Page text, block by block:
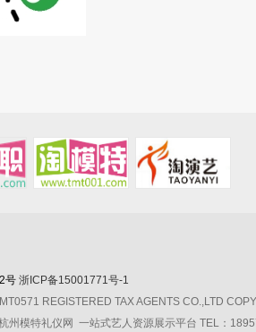
号 浙ICP备15001771号-1
REGISTERED TAX AGENTS CO.,LTD
州模特礼仪网 一站式艺人资源展示平台 TEL：